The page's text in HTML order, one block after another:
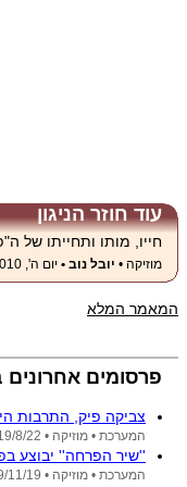
עוד חוזר הניגון
חייו, מותו ותחייתו של
מוזיקה • יובל נוב • יום ה', 21/10/2010, 8:32
המאמר המלא
פרסומים אחרונים
צביקה פיק, התרבות
המערכת • מוזיקה • 8/22
''שיר הפרחה'' יבוצע
המערכת • מוזיקה • 11/19